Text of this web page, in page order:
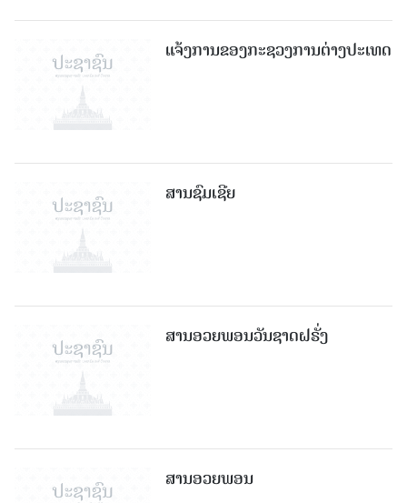
ແຈ້ງການຂອງກະຊວງການຕ່າງປະເທດ
ສານຊົມເຊີຍ
ສານອວຍພອນວັນຊາດຝຣັ່ງ
ສານອວຍພອນ